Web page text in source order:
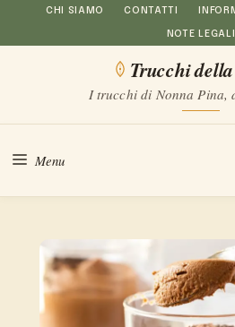
al
CHI SIAMO CONTATTI
NOTE LEGALI
Trucchi
I trucchi di Nonna Pina,
Menu